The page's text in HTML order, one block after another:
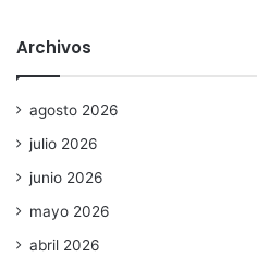
Archivos
agosto 2026
julio 2026
junio 2026
mayo 2026
abril 2026